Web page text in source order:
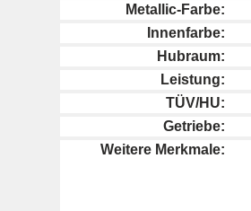
Metallic-Farbe:
Innenfarbe:
Hubraum:
Leistung:
TÜV/HU:
Getriebe:
Weitere Merkmale: